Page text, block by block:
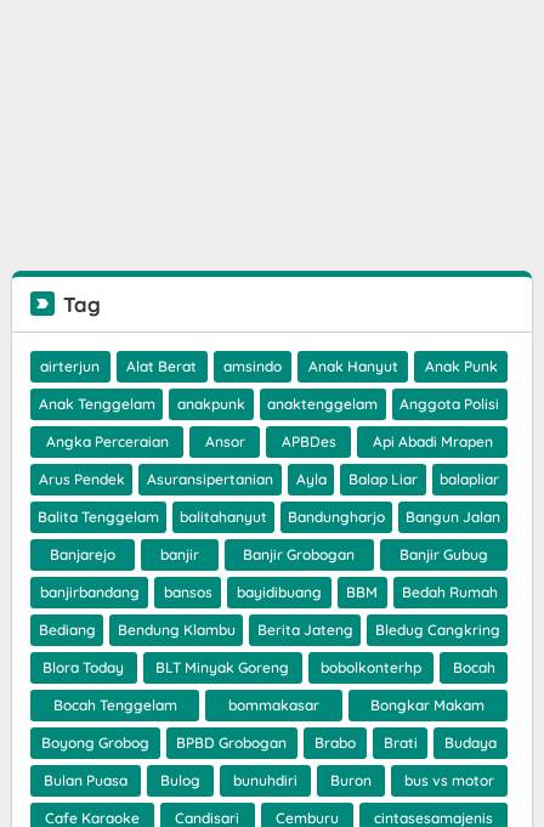
Tag
airterjun Alat Berat amsindo Anak Hanyut Anak Punk
Anak Tenggelam anakpunk anaktenggelam Anggota Polisi
Angka Perceraian Ansor APBDes Api Abadi Mrapen
Arus Pendek Asuransipertanian Ayla Balap Liar balapliar
Balita Tenggelam balitahanyut Bandungharjo Bangun Jalan
Banjarejo banjir Banjir Grobogan Banjir Gubug
banjirbandang bansos bayidibuang BBM Bedah Rumah
Bediang Bendung Klambu Berita Jateng Bledug Cangkring
Blora Today BLT Minyak Goreng bobolkonterhp Bocah
Bocah Tenggelam bommakasar Bongkar Makam
Boyong Grobog BPBD Grobogan Brabo Brati Budaya
Bulan Puasa Bulog bunuhdiri Buron bus vs motor
Cafe Karaoke Candisari Cemburu cintasesamajenis